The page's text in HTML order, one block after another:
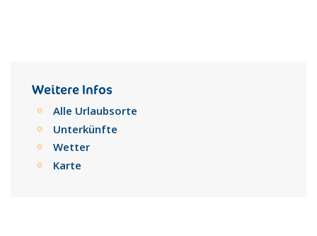
Weitere Infos
Alle Urlaubsorte
Unterkünfte
Wetter
Karte